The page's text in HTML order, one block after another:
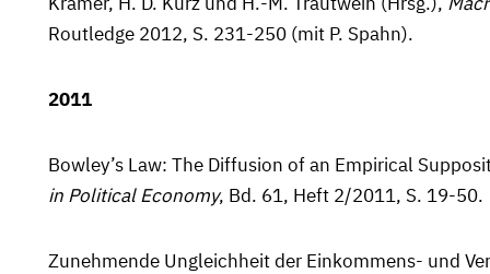
Routledge 2012, S. 231-250 (mit P. Spahn).
2011
Bowley’s Law: The Diffusion of an Empirical
in Political Economy, Bd. 61, Heft 2/2011, S. 19-50.
Zunehmende Ungleichheit der Einkommens- und